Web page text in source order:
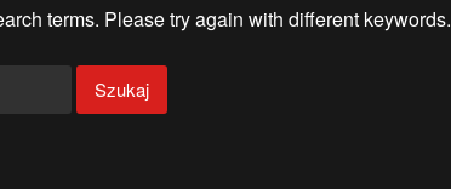
terms. Please try again with different keywords.